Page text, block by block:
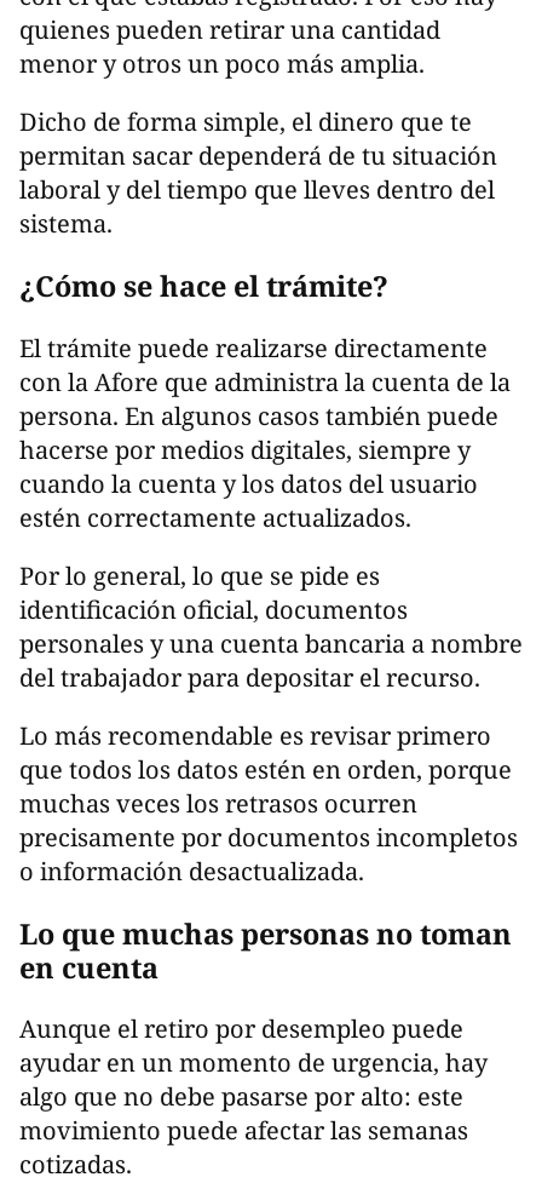
quienes pueden retirar una cantidad
menor y otros un poco más amplia.
Dicho de forma simple, el dinero que te
permitan sacar dependerá de tu situación
laboral y del tiempo que lleves dentro del
sistema.
¿Cómo se hace el trámite?
El trámite puede realizarse directamente
con la Afore que administra la cuenta de la
persona. En algunos casos también puede
hacerse por medios digitales, siempre y
cuando la cuenta y los datos del usuario
estén correctamente actualizados.
Por lo general, lo que se pide es
identificación oficial, documentos
personales y una cuenta bancaria a nombre
del trabajador para depositar el recurso.
Lo más recomendable es revisar primero
que todos los datos estén en orden, porque
muchas veces los retrasos ocurren
precisamente por documentos incompletos
o información desactualizada.
Lo que muchas personas no toman
en cuenta
Aunque el retiro por desempleo puede
ayudar en un momento de urgencia, hay
algo que no debe pasarse por alto: este
movimiento puede afectar las semanas
cotizadas.